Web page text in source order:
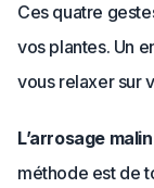
Ces quatre
vos plantes. Un
vous relaxer sur
L’arrosage
méthode est de